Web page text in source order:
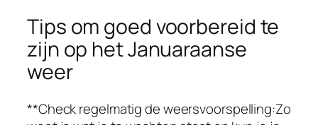
Tips om goed voorbereid te
zijn op het Januaraanse
weer
**Check regelmatig de weersvoorspelling:Zo